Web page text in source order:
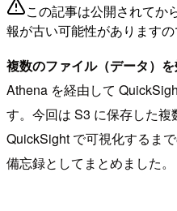
この記事は公開されてか
報が古い可能性がありますの
複数のファイル（データ）
Athena を経由して
す。今回は S3 に保存した複
QuickSight で可視化するま
備忘録としてまとめました。